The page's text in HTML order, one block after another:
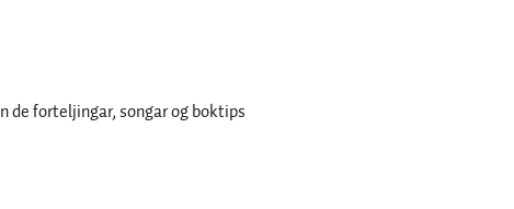
de forteljingar, songar og boktips